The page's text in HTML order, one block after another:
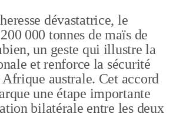
dévastatrice, le
000 tonnes de maïs de
un geste qui illustre la
et renforce la sécurité
australe. Cet accord
une étape importante
bilatérale entre les deux